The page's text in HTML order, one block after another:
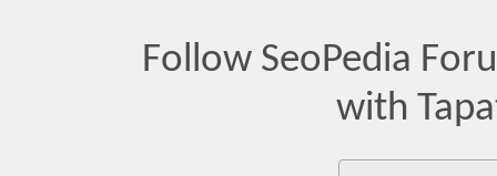
Follow SeoPedia
with